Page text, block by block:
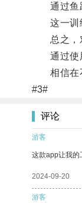
通过鱼跃
这一训练
总之，对
通过使用
相信在不
#3#
评论
游客
这款app让我的
2024-09-20
游客